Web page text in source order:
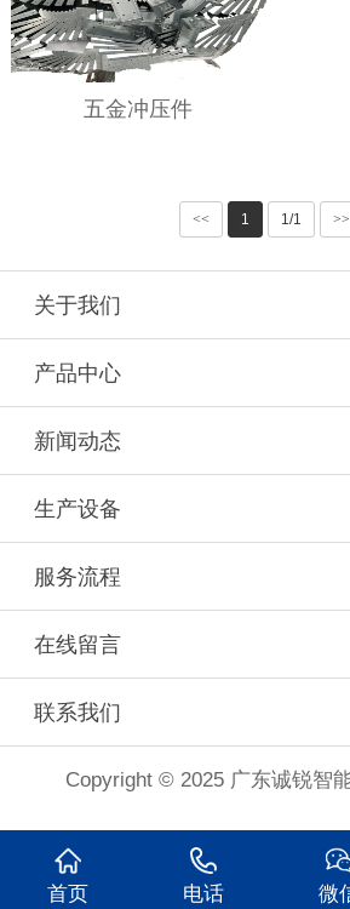
五金冲压件
<< 1 1/1 >>
关于我们
产品中心
新闻动态
生产设备
服务流程
在线留言
联系我们
Copyright © 2025 广东诚锐智
首页 电话 微